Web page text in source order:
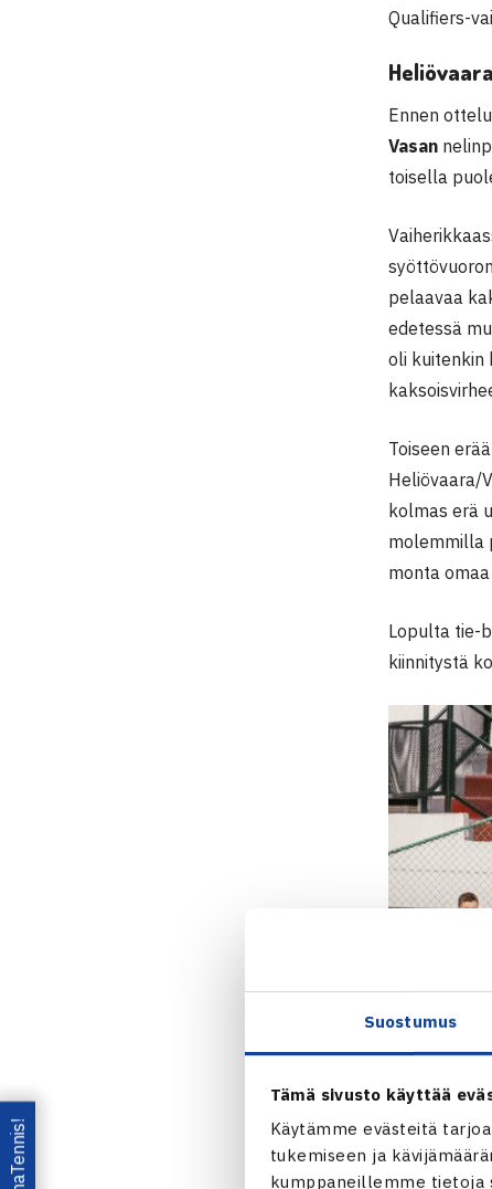
Suostumus
Tämä sivusto käyttää
Käytämme evästeitä
tukemiseen ja
kumppaneillemme tietoja
Qualifiers-
Ennen
Vasan
toisella
pelaavaa
edetessä
oli kuitenkin
Toiseen
Heliövaara/
kolmas erä
molemmilla
monta
Lopulta tie-
kiinnitystä